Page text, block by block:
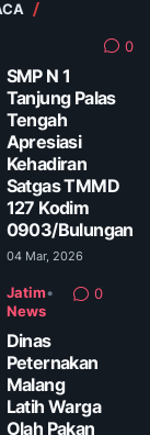
0
SMP N 1
Tanjung Palas
Tengah
Apresiasi
Kehadiran
Satgas TMMD
127 Kodim
0903/Bulungan
04 Mar, 2026
Jatim•
News
0
Dinas
Peternakan
Malang
Latih Warga
Olah Pakan